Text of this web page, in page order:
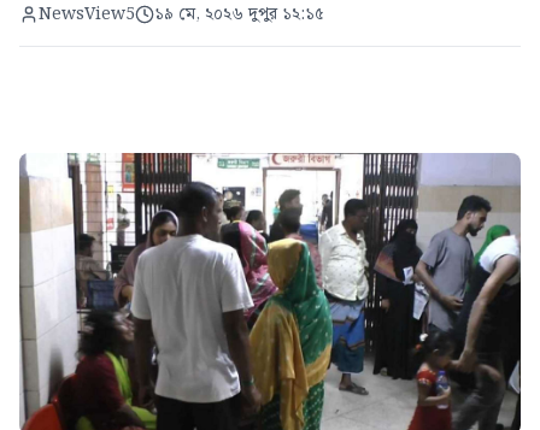
NewsView5 ১৯ মে, ২০২৬ দুপুর ১২:১৫